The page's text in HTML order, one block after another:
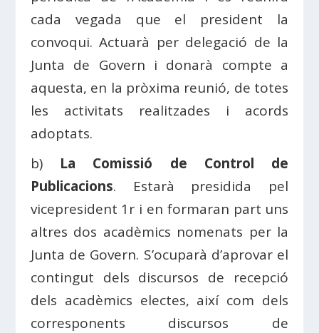
cada vegada que el president la
convoqui. Actuarà per delegació de la
Junta de Govern i donarà compte a
aquesta, en la pròxima reunió, de totes
les activitats realitzades i acords
adoptats.
b) La Comissió de Control de
Publicacions. Estarà presidida pel
vicepresident 1r i en formaran part uns
altres dos acadèmics nomenats per la
Junta de Govern. S’ocuparà d’aprovar el
contingut dels discursos de recepció
dels acadèmics electes, així com dels
corresponents discursos de